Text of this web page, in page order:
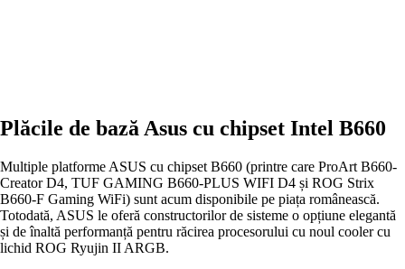
Plăcile de bază Asus cu chipset Intel B660
Multiple platforme ASUS cu chipset B660 (printre care ProArt B660-
Creator D4, TUF GAMING B660-PLUS WIFI D4 și ROG Strix
B660-F Gaming WiFi) sunt acum disponibile pe piața românească.
Totodată, ASUS le oferă constructorilor de sisteme o opțiune elegantă
și de înaltă performanță pentru răcirea procesorului cu noul cooler cu
lichid ROG Ryujin II ARGB.